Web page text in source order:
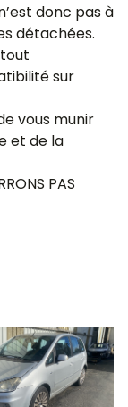
donc pas à
détachées.
sur
vous munir
et de la
PAS